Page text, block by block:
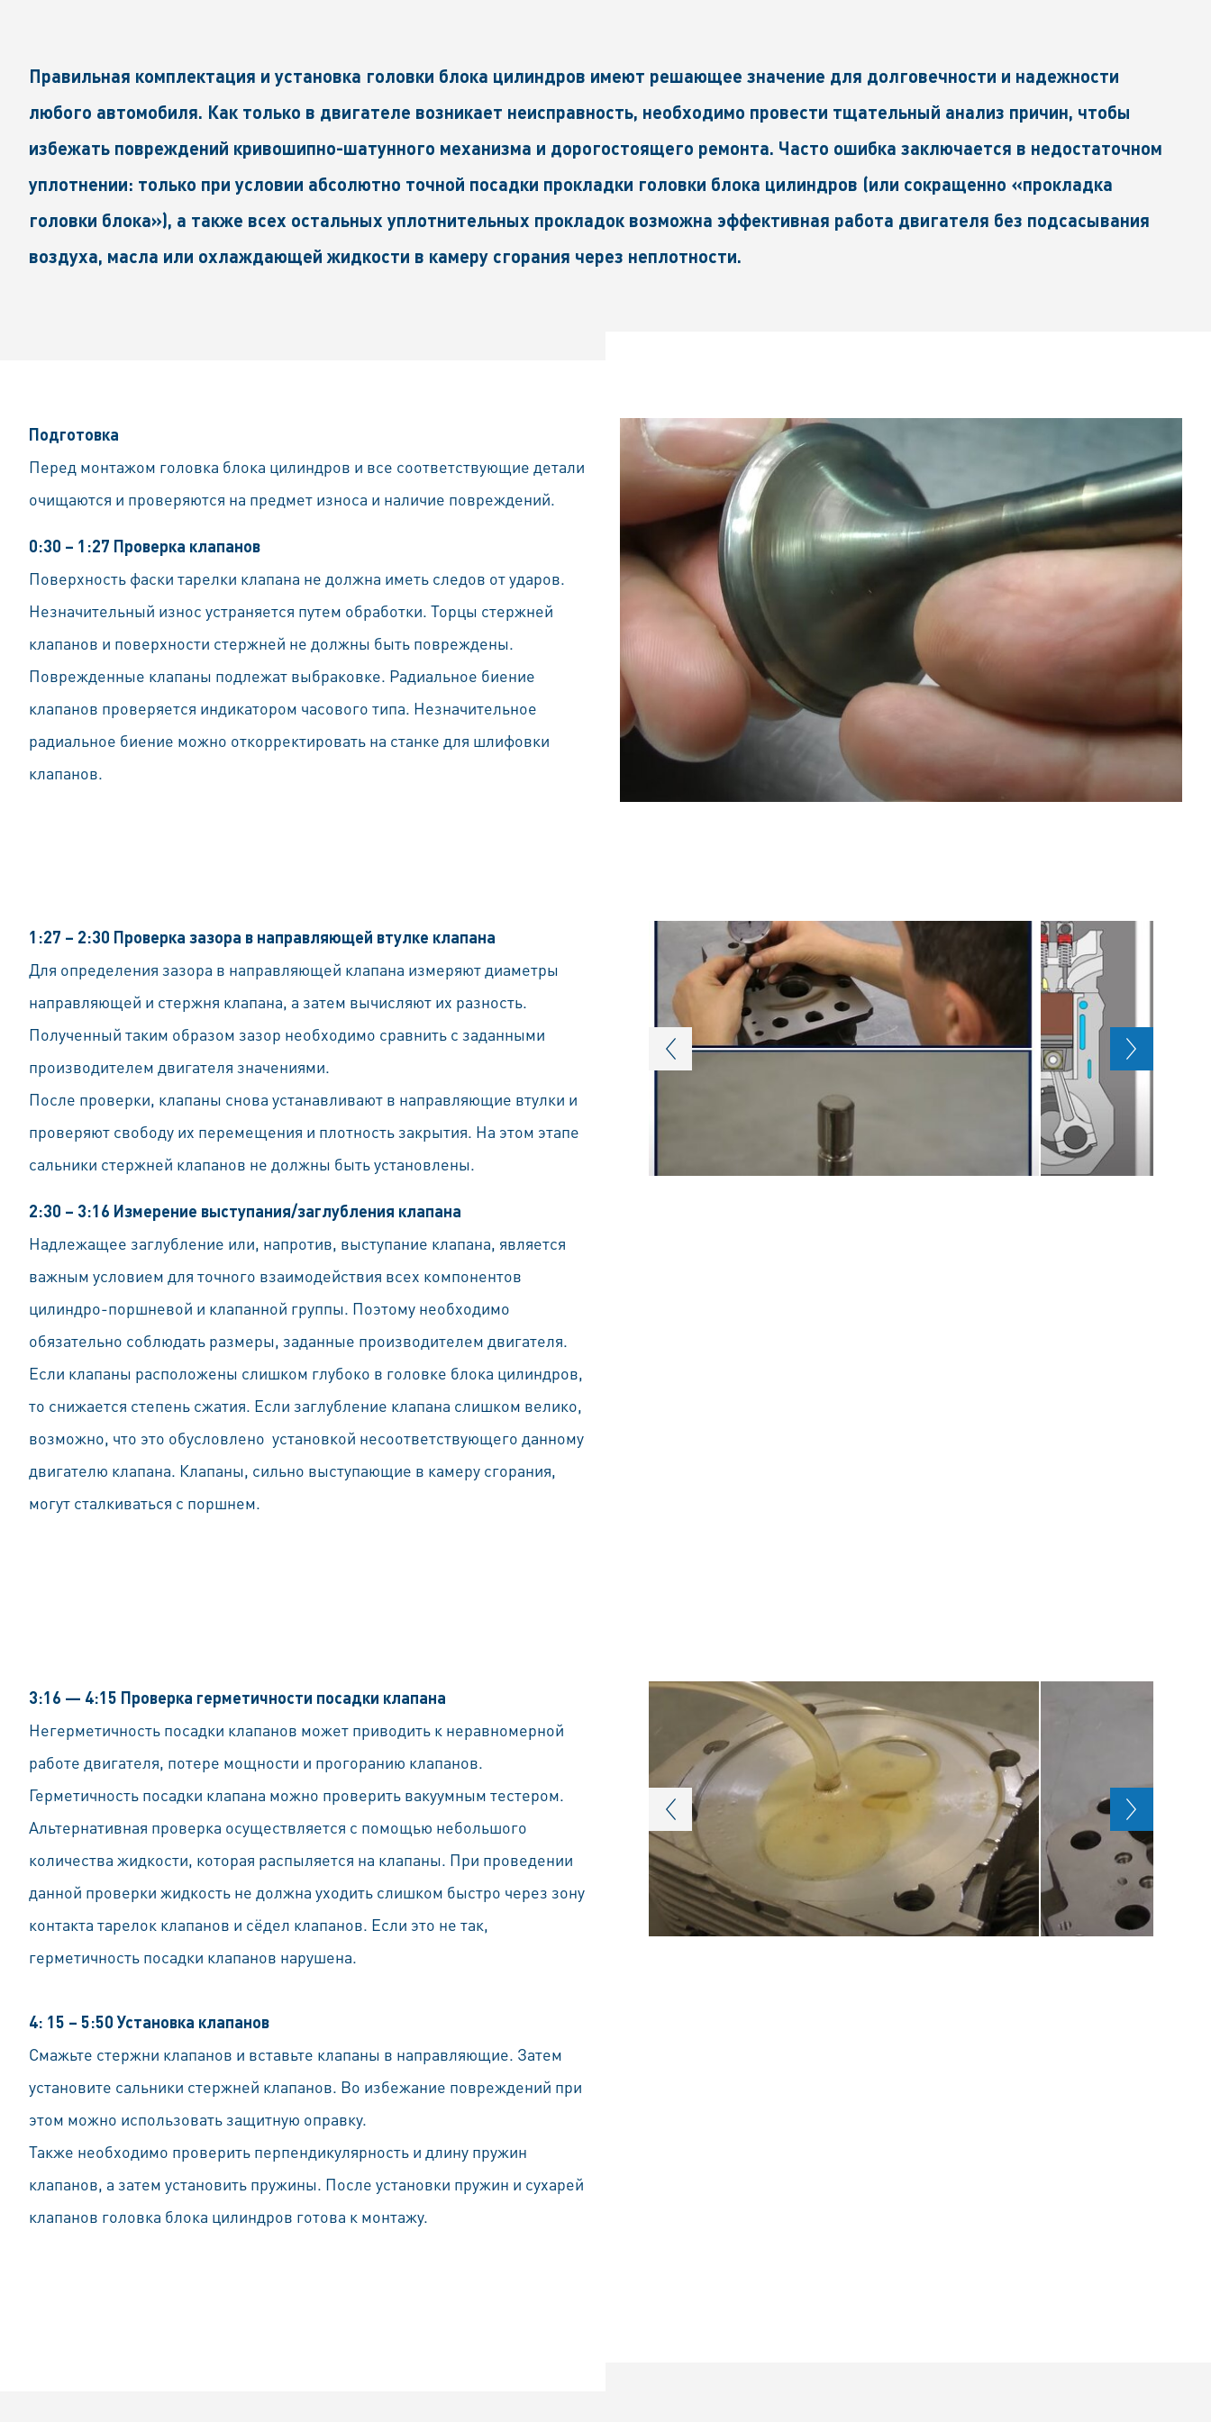
Правильная комплектация и установка головки блока цилиндров имеют решающее значение для долговечности и надежности
любого автомобиля. Как только в двигателе возникает неисправность, необходимо провести тщательный анализ причин, чтобы
избежать повреждений кривошипно-шатунного механизма и дорогостоящего ремонта. Часто ошибка заключается в недостаточном
уплотнении: только при условии абсолютно точной посадки прокладки головки блока цилиндров (или сокращенно «прокладка
головки блока»), а также всех остальных уплотнительных прокладок возможна эффективная работа двигателя без подсасывания
воздуха, масла или охлаждающей жидкости в камеру сгорания через неплотности.
Подготовка
Перед монтажом головка блока цилиндров и все соответствующие детали
очищаются и проверяются на предмет износа и наличие повреждений.
0:30 – 1:27 Проверка клапанов
Поверхность фаски тарелки клапана не должна иметь следов от ударов.
Незначительный износ устраняется путем обработки. Торцы стержней
клапанов и поверхности стержней не должны быть повреждены.
Поврежденные клапаны подлежат выбраковке. Радиальное биение
клапанов проверяется индикатором часового типа. Незначительное
радиальное биение можно откорректировать на станке для шлифовки
клапанов.
1:27 – 2:30 Проверка зазора в направляющей втулке клапана
Для определения зазора в направляющей клапана измеряют диаметры
направляющей и стержня клапана, а затем вычисляют их разность.
Полученный таким образом зазор необходимо сравнить с заданными
производителем двигателя значениями.
После проверки, клапаны снова устанавливают в направляющие втулки и
проверяют свободу их перемещения и плотность закрытия. На этом этапе
сальники стержней клапанов не должны быть установлены.
2:30 – 3:16 Измерение выступания/заглубления клапана
Надлежащее заглубление или, напротив, выступание клапана, является
важным условием для точного взаимодействия всех компонентов
цилиндро-поршневой и клапанной группы. Поэтому необходимо
обязательно соблюдать размеры, заданные производителем двигателя.
Если клапаны расположены слишком глубоко в головке блока цилиндров,
то снижается степень сжатия. Если заглубление клапана слишком велико,
возможно, что это обусловлено установкой несоответствующего данному
двигателю клапана. Клапаны, сильно выступающие в камеру сгорания,
могут сталкиваться с поршнем.
3:16 — 4:15 Проверка герметичности посадки клапана
Негерметичность посадки клапанов может приводить к неравномерной
работе двигателя, потере мощности и прогоранию клапанов.
Герметичность посадки клапана можно проверить вакуумным тестером.
Альтернативная проверка осуществляется с помощью небольшого
количества жидкости, которая распыляется на клапаны. При проведении
данной проверки жидкость не должна уходить слишком быстро через зону
контакта тарелок клапанов и сёдел клапанов. Если это не так,
герметичность посадки клапанов нарушена.
4: 15 – 5:50 Установка клапанов
Смажьте стержни клапанов и вставьте клапаны в направляющие. Затем
установите сальники стержней клапанов. Во избежание повреждений при
этом можно использовать защитную оправку.
Также необходимо проверить перпендикулярность и длину пружин
клапанов, а затем установить пружины. После установки пружин и сухарей
клапанов головка блока цилиндров готова к монтажу.